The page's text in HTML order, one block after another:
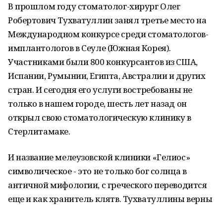
В прошлом году стоматолог-хирург Олег
Робертович Тухватуллин занял третье место на
Международном конкурсе среди стоматологов-
имплантологов в Сеуле (Южная Корея).
Участниками были 800 конкурсантов из США,
Испании, Румынии, Египта, Австралии и других
стран. И сегодня его услуги востребованы не
только в нашем городе, шесть лет назад он
открыл свою стоматологическую клинику в
Стерлитамаке.
И название мелеузовской клиники «Гелиос»
символическое - это не только бог солнца в
античной мифологии, с греческого переводится
еще и как хранитель клятв. Тухватуллины верны